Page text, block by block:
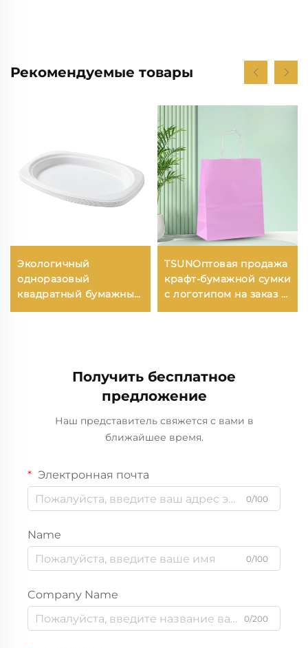
Рекомендуемые товары
Экологичный
одноразовый
квадратный бумажный
поднос как
бутербродов или
конфет с круглым/
овалным рисунком
TSUNОптовая продажа
крафт-бумажной сумки
с логотипом на заказ с
возможностью
Получить бесплатное
предложение
Наш представитель свяжется с вами в
ближайшее время.
Электронная почта
0/100
Name
0/100
Company Name
0/200